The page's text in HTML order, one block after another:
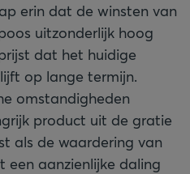
erin dat de winsten van
uitzonderlijk hoog
dat het huidige
op lange termijn.
omstandigheden
product uit de gratie
als de waardering van
aanzienlijke daling